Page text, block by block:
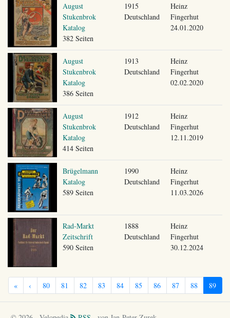
August
Stukenbrok
Katalog
382 Seiten
1915
Deutschland
Heinz
Fingerhut
24.01.2020
August
Stukenbrok
Katalog
386 Seiten
1913
Deutschland
Heinz
Fingerhut
02.02.2020
August
Stukenbrok
Katalog
414 Seiten
1912
Deutschland
Heinz
Fingerhut
12.11.2019
Brügelmann
Katalog
589 Seiten
1990
Deutschland
Heinz
Fingerhut
11.03.2026
Rad-Markt
Zeitschrift
590 Seiten
1888
Deutschland
Heinz
Fingerhut
30.12.2024
« ‹ 80 81 82 83 84 85 86 87 88 89